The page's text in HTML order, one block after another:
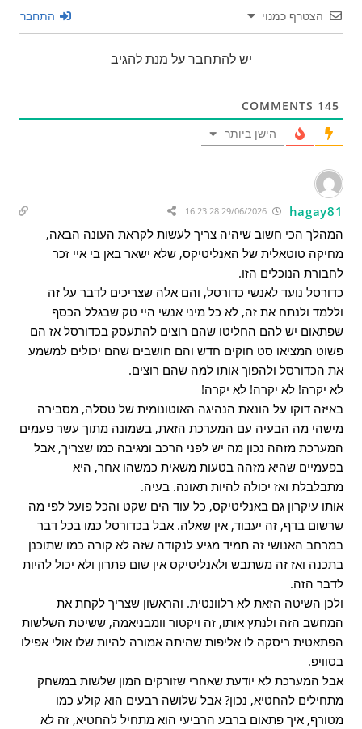
הצטרף כמנוי התחבר
יש להתחבר על מנת להגיב
145
הישן ביותר
hagay81
29/06/2026 16:23:28
המהלך הכי חשוב שיהיה צריך לעשות לקראת העונה הבאה,
מחיקה טוטאלית של האנליטיקס, שלא ישאר באן בי איי זכר
לחבורת הנוכלים הזו.
כדורסל נועד לאנשי כדורסל, והם אלה שצריכים לדבר על זה
וללמד ולנתח את זה, לא כל מיני אנשי היי טק שבגלל הכסף
שפתאום יש להם החליטו שהם רוצים להתעסק בכדורסל אז הם
פשוט המציאו סט חוקים חדש והם חושבים שהם יכולים למשמע
את הכדורסל ולהפוך אותו למה שהם רוצים.
לא יקרה! לא יקרה! לא יקרה!
באיזה דוקו על הונאת הנהיגה האוטונומית של טסלה, מסבירה
מישהי מה הבעיה עם המערכת הזאת, בשמונה מתוך עשר פעמים
המערכת מזהה נכון מה יש לפני הרכב ומגיבה כמו שצריך, אבל
בפעמיים שהיא מזהה בטעות משאית כמשהו אחר, היא
מתבלבלת ואז יכולה להיות תאונה. בעיה.
אותו עיקרון גם באנליטיקס, כל עוד הים שקט והכל פועל לפי מה
שרשום בדף, זה יעבוד, אין שאלה. אבל בכדורסל כמו בכל דבר
במרחב האנושי זה תמיד מגיע לנקודה שזה לא קורה כמו שתוכנן
בתכנה ואז זה משתבש ולאנליטיקס אין שום פתרון ולא יכול להיות
לדבר הזה.
ולכן השיטה הזאת לא רלוונטית. והראשון שצריך לקחת את
המחשב הזה ולנתץ אותו, זה ויקטור וומבניאמה, ששיטת השלשות
הפתאטית ריסקה לו אליפות שהיתה אמורה להיות שלו אולי אפילו
בסוויפ.
אבל המערכת לא יודעת שאחרי שזורקים המון שלשות במשחק
מתחילים להחטיא, נכון? אבל שלושה רבעים הוא קולע כמו
מטורף, איך פתאום ברבע הרביעי הוא מתחיל להחטיא, זה לא